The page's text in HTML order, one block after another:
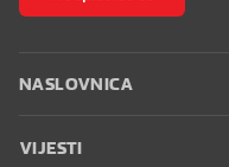
NASLOVNICA
VIJESTI